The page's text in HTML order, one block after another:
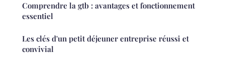
Comprendre la gtb : avantages et fonctionnement
essentiel
Les clés d'un petit déjeuner entreprise réussi et
convivial